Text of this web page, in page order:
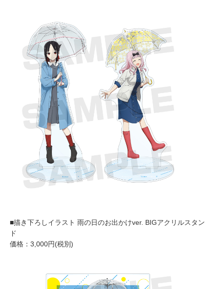
■描き下ろしイラスト 雨の日のお出かけver. BIGアクリルスタン
ド
価格：3,000円(税別)